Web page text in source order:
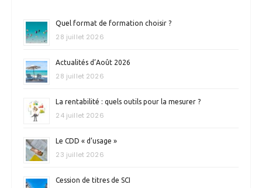
Quel format de formation choisir ?
28 juillet 2026
Actualités d’Août 2026
28 juillet 2026
La rentabilité : quels outils pour la mesurer ?
24 juillet 2026
Le CDD « d’usage »
23 juillet 2026
Cession de titres de SCI